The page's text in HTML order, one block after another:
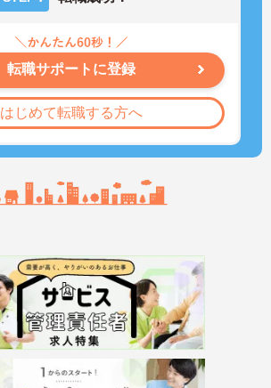
転職サポートに登録
はじめて転職する方へ